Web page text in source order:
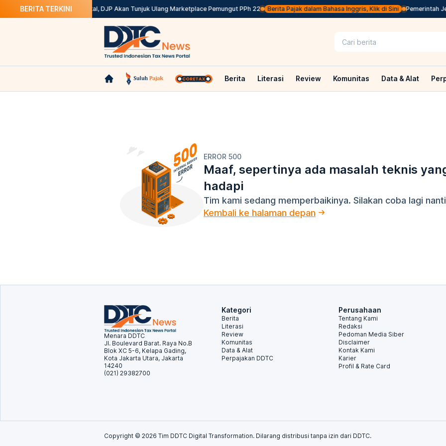
BERITA TERKINI
Ini Solusinya Kepdirjen Batal, DJP Akan Tunjuk Ulang Marketplace Pemungut PPh 22 Berita Pajak dalam Bahasa Inggris, Klik di Sini Pemerintah
Berita Literasi Review Komunitas Data & Alat
ERROR 500
Maaf, sepertinya ada masalah teknis
hadapi
Tim kami sedang memperbaikinya. Silakan coba lagi
Kembali ke halaman depan
Menara DDTC
Jl. Boulevard Barat. Raya No.B
Blok XC 5-6, Kelapa Gading,
Kota Jakarta Utara, Jakarta
14240
(021) 29382700
Kategori
Berita
Literasi
Review
Komunitas
Data & Alat
Perpajakan DDTC
Perusahaan
Tentang Kami
Redaksi
Pedoman Media Siber
Disclaimer
Kontak Kami
Karier
Profil & Rate Card
Copyright © 2026 Tim DDTC Digital Transformation. Dilarang distribusi tanpa izin dari DDTC.